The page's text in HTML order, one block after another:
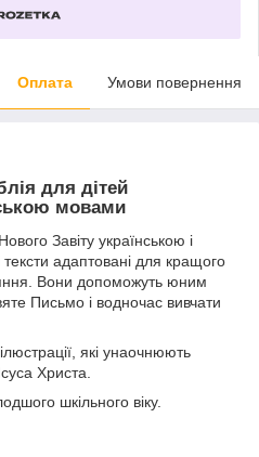
Оплата Умови повернення
для дітей
мовами
Завіту українською і
адаптовані для кращого
Вони допоможуть юним
Письмо і водночас вивчати
які унаочнюють
Христа.
шкільного віку.